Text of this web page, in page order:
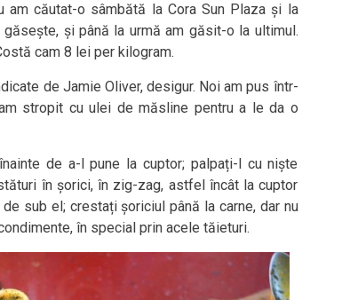
am căutat-o sâmbătă la Cora Sun Plaza și la
și până la urmă am găsit-o la ultimul.
cam 8 lei per kilogram.
de Jamie Oliver, desigur. Noi am pus într-
stropit cu ulei de măsline pentru a le da o
de a-l pune la cuptor; palpați-l cu niște
în șorici, în zig-zag, astfel încât la cuptor
sub el; crestați șoriciul până la carne, dar nu
în special prin acele tăieturi.